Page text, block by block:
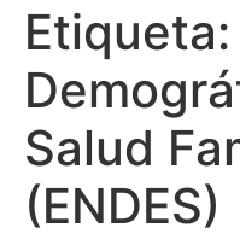
Etiqueta:
Salud
(ENDES)